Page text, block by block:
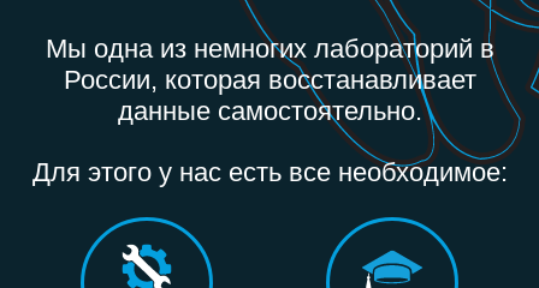
Мы одна из немногих лабораторий в
России, которая восстанавливает
данные самостоятельно.
Для этого у нас есть все необходимое: